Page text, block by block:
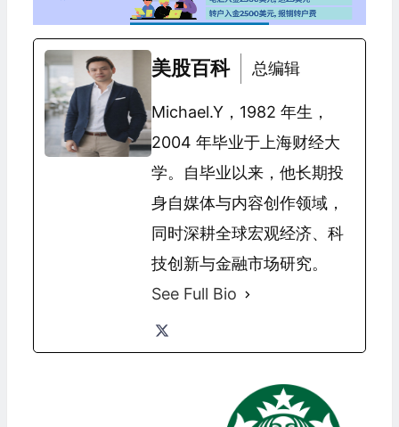
美股百科 总编辑
Michael.Y，1982 年生，
2004 年毕业于上海财经大
学。自毕业以来，他长期投
身自媒体与内容创作领域，
同时深耕全球宏观经济、科
技创新与金融市场研究。
See Full Bio